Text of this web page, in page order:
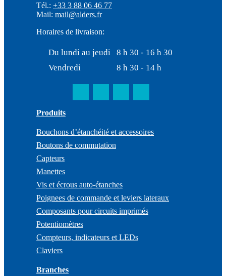
Tél.: +33 3 88 06 46 77
Mail: mail@alders.fr
Horaires de livraison:
Du lundi au jeudi
8 h 30 - 16 h 30
Vendredi
8 h 30 - 14 h
Produits
Bouchons d’étanchéité et accessoires
Boutons de commutation
Capteurs
Manettes
Vis et écrous auto-étanches
Poignees de commande et leviers lateraux
Composants pour circuits imprimés
Potentiomètres
Compteurs, indicateurs et LEDs
Claviers
Branches